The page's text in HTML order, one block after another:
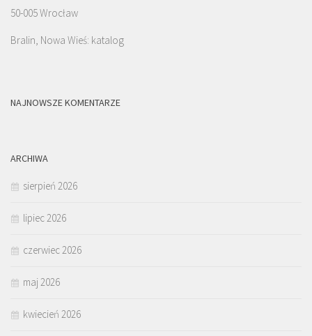
50-005 Wrocław
Bralin, Nowa Wieś: katalog
NAJNOWSZE KOMENTARZE
ARCHIWA
sierpień 2026
lipiec 2026
czerwiec 2026
maj 2026
kwiecień 2026